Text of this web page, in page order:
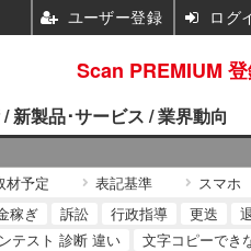
新製品･サービス / 業界動向
材予定 表記基準 スマホ
稼ぎ 訴訟 行政指導 更迭
テスト 診断 違い 文字コピーでき
Scan PREMIUM
ユーザー登録 ログ